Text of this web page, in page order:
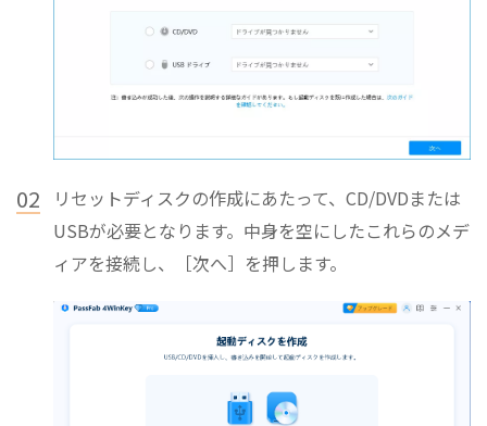
02
リセットディスクの作成にあたって、CD/DVDまたは
USBが必要となります。中身を空にしたこれらのメデ
ィアを接続し、［次へ］を押します。